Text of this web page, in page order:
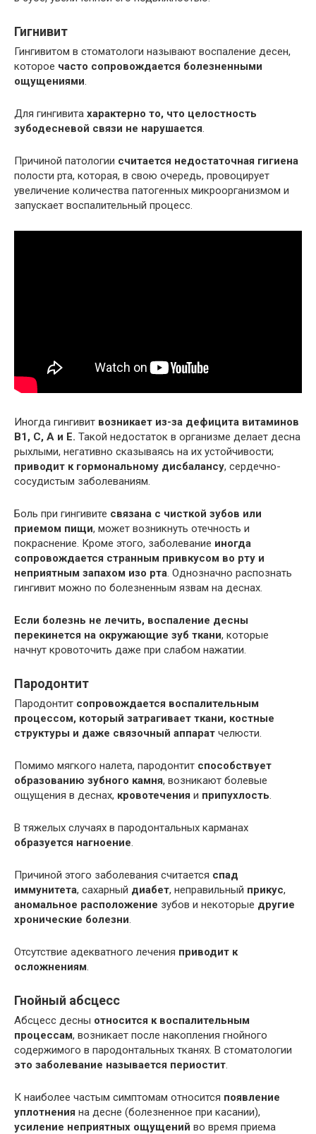
Гигнивит
Гингивитом в стоматологи называют воспаление десен,
которое часто сопровождается болезненными
ощущениями.
Для гингивита характерно то, что целостность
зубодесневой связи не нарушается.
Причиной патологии считается недостаточная гигиена
полости рта, которая, в свою очередь, провоцирует
увеличение количества патогенных микроорганизмом и
запускает воспалительный процесс.
Иногда гингивит возникает из-за дефицита витаминов
В1, С, А и Е. Такой недостаток в организме делает десна
рыхлыми, негативно сказываясь на их устойчивости;
приводит к гормональному дисбалансу, сердечно-
сосудистым заболеваниям.
Боль при гингивите связана с чисткой зубов или
приемом пищи, может возникнуть отечность и
покраснение. Кроме этого, заболевание иногда
сопровождается странным привкусом во рту и
неприятным запахом изо рта. Однозначно распознать
гингивит можно по болезненным язвам на деснах.
Если болезнь не лечить, воспаление десны
перекинется на окружающие зуб ткани, которые
начнут кровоточить даже при слабом нажатии.
Пародонтит
Пародонтит сопровождается воспалительным
процессом, который затрагивает ткани, костные
структуры и даже связочный аппарат челюсти.
Помимо мягкого налета, пародонтит способствует
образованию зубного камня, возникают болевые
ощущения в деснах, кровотечения и припухлость.
В тяжелых случаях в пародонтальных карманах
образуется нагноение.
Причиной этого заболевания считается спад
иммунитета, сахарный диабет, неправильный прикус,
аномальное расположение зубов и некоторые другие
хронические болезни.
Отсутствие адекватного лечения приводит к
осложнениям.
Гнойный абсцесс
Абсцесс десны относится к воспалительным
процессам, возникает после накопления гнойного
содержимого в пародонтальных тканях. В стоматологии
это заболевание называется периостит.
К наиболее частым симптомам относится появление
уплотнения на десне (болезненное при касании),
усиление неприятных ощущений во время приема